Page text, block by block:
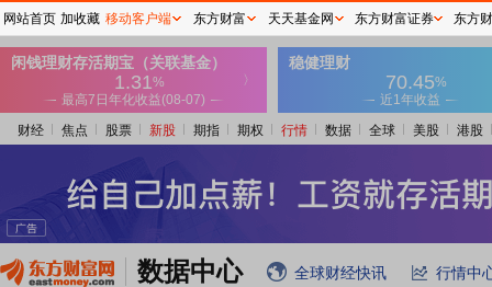
财经 焦点 股票 新股 期指 期权 行情 数据 全球 美股 港股
数据中心 全球财经快讯 行情中
网站首页 加收藏 移动客户端 东方财富 天天基金网 东方财富证券 东方